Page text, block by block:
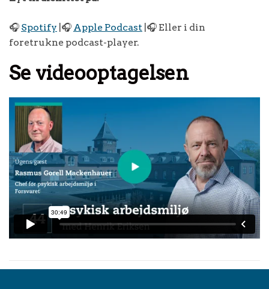
🎧 Spotify |🎧 Apple Podcast |🎧 Eller i din
foretrukne podcast-player.
Se videooptagelsen